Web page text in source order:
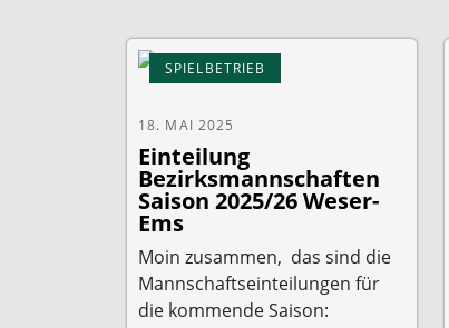
SPIELBETRIEB
18. MAI 2025
Einteilung
Bezirksmannschaften
Saison 2025/26 Weser-
Ems
Moin zusammen, das sind die
Mannschaftseinteilungen für
die kommende Saison: